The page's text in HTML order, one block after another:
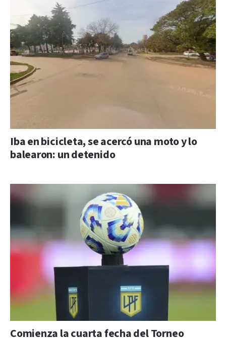
Iba en bicicleta, se acercó una moto y lo
balearon: un detenido
Comienza la cuarta fecha del Torneo